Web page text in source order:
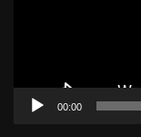
00:00